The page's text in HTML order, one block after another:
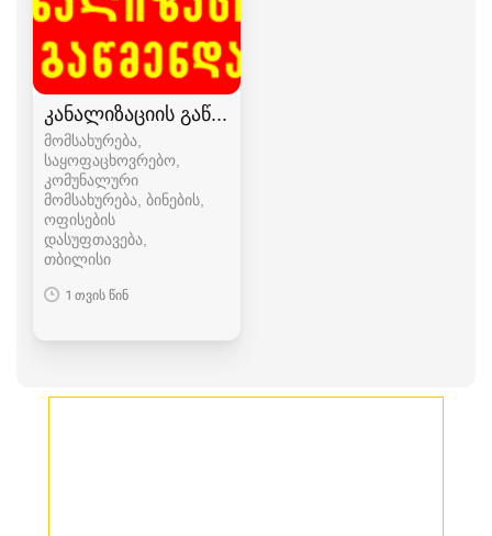
კანალიზაციის გაწმენდა ელექტრო ტროსით
მომსახურება,
საყოფაცხოვრებო,
კომუნალური
მომსახურება, ბინების,
ოფისების
დასუფთავება
თბილისი
1 თვის წინ